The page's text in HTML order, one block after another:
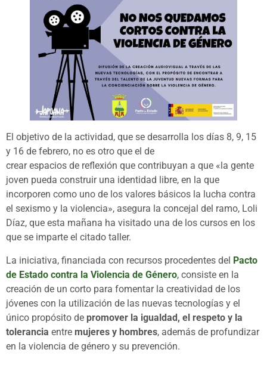
El objetivo de la actividad, que se desarrolla los días 8, 9, 15
y 16 de febrero, no es otro que el de
crear espacios de reflexión que contribuyan a que «la gente
joven pueda construir una identidad libre, en la que
incorporen como uno de los valores básicos la lucha contra
el sexismo y la violencia», asegura la concejal del ramo, Loli
Díaz, que esta mañana ha visitado una de los cursos en los
que se imparte el citado taller.
La iniciativa, financiada con recursos procedentes del Pacto
de Estado contra la Violencia de Género, consiste en la
creación de un corto para fomentar la creatividad de los
jóvenes con la utilización de las nuevas tecnologías y el
único propósito de promover la igualdad, el respeto y la
tolerancia entre mujeres y hombres, además de profundizar
en la violencia de género y su prevención.